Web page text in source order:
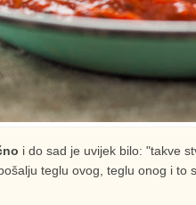
i do sad je uvijek bilo: "takve
teglu ovog, teglu onog i to